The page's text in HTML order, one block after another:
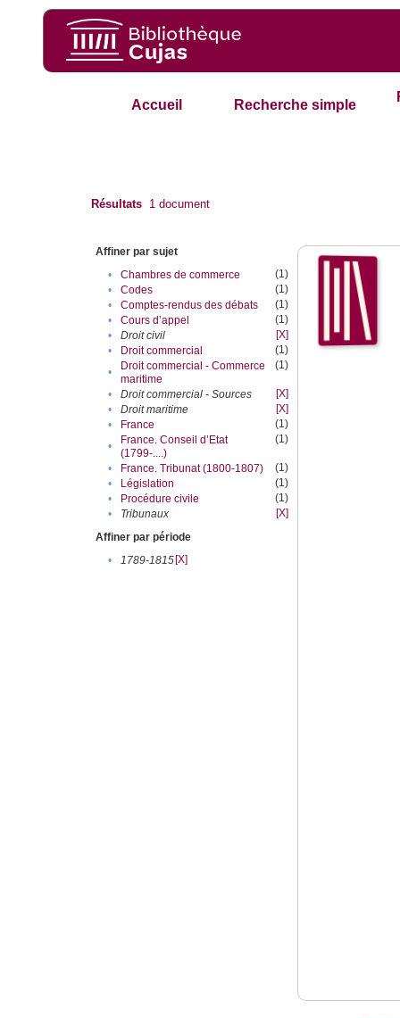
Accueil Recherche simple
Résultats 1 document
Affiner par sujet
•
Chambres de commerce
(1)
•
Codes
(1)
•
Comptes-rendus des débats
(1)
•
Cours d’appel
(1)
•
Droit civil
[X]
•
Droit commercial
(1)
•
Droit commercial - Commerce
maritime
(1)
• Droit commercial - Sources
[X]
•
Droit maritime
[X]
•
France
(1)
•
France. Conseil d’Etat
(1799-....)
(1)
• France. Tribunat (1800-1807)
(1)
•
Législation
(1)
•
Procédure civile
(1)
•
Tribunaux
[X]
Affiner par période
•
1789-1815[X]